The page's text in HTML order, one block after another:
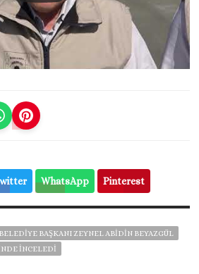
WhatsApp Pinterest
BAŞKANI ZEYNEL ABIDIN BEYAZGÜL
İNCELEDI